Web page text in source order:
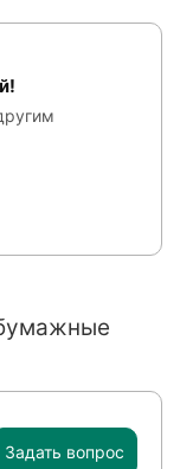
Задать вопрос